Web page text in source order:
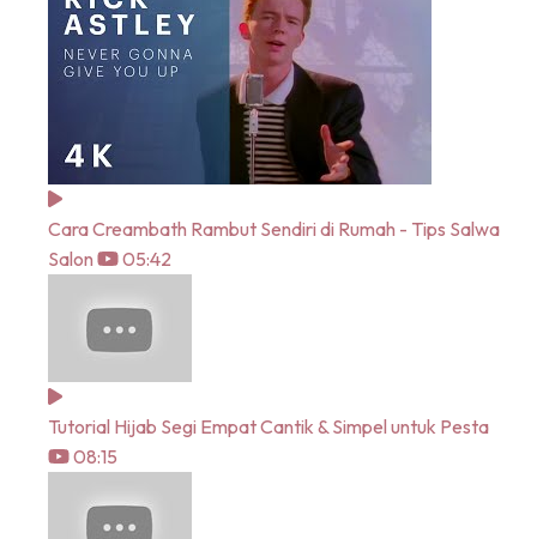
Cara Creambath Rambut Sendiri di Rumah - Tips Salwa
Salon
05:42
Tutorial Hijab Segi Empat Cantik & Simpel untuk Pesta
08:15